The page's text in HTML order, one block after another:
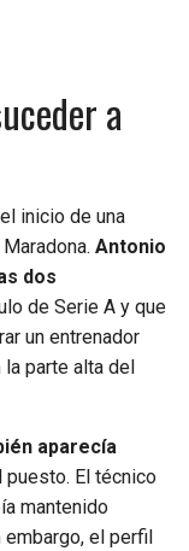
a
inicio de una
Antonio
dos
de Serie A y que
un entrenador
parte alta del
aparecía
puesto. El técnico
mantenido
el perfil